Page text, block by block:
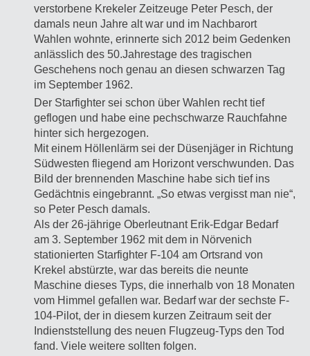
verstorbene Krekeler Zeitzeuge Peter Pesch, der
damals neun Jahre alt war und im Nachbarort
Wahlen wohnte, erinnerte sich 2012 beim Gedenken
anlässlich des 50.Jahrestage des tragischen
Geschehens noch genau an diesen schwarzen Tag
im September 1962.
Der Starfighter sei schon über Wahlen recht tief
geflogen und habe eine pechschwarze Rauchfahne
hinter sich hergezogen.
Mit einem Höllenlärm sei der Düsenjäger in Richtung
Südwesten fliegend am Horizont verschwunden. Das
Bild der brennenden Maschine habe sich tief ins
Gedächtnis eingebrannt. „So etwas vergisst man nie“,
so Peter Pesch damals.
Als der 26-jährige Oberleutnant Erik-Edgar Bedarf
am 3. September 1962 mit dem in Nörvenich
stationierten Starfighter F-104 am Ortsrand von
Krekel abstürzte, war das bereits die neunte
Maschine dieses Typs, die innerhalb von 18 Monaten
vom Himmel gefallen war. Bedarf war der sechste F-
104-Pilot, der in diesem kurzen Zeitraum seit der
Indienststellung des neuen Flugzeug-Typs den Tod
fand. Viele weitere sollten folgen.